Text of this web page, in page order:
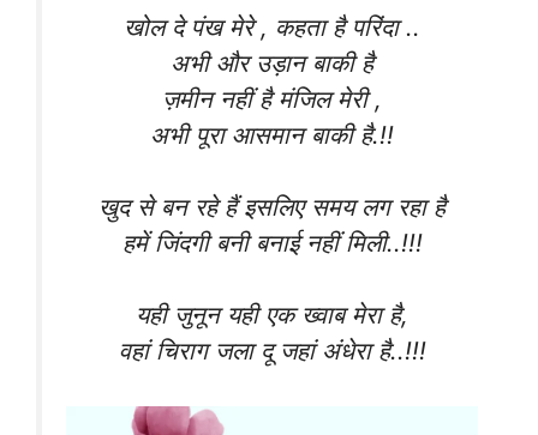
खोल दे पंख मेरे , कहता है परिंदा ..
अभी और उड़ान बाकी है
ज़मीन नहीं है मंजिल मेरी ,
अभी पूरा आसमान बाकी है.!!
खुद से बन रहे हैं इसलिए समय लग रहा है
हमें जिंदगी बनी बनाई नहीं मिली..!!!
यही जुनून यही एक ख्वाब मेरा है,
वहां चिराग जला दू जहां अंधेरा है..!!!